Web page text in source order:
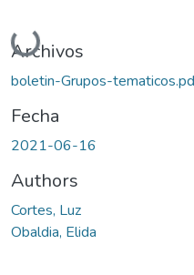
Cargando...
Archivos
boletin-Grupos-
Fecha
2021-06-16
Authors
Cortes, Luz
Obaldia, Elida